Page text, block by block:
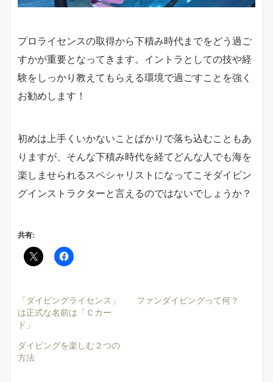
プロライセンスの取得から下積み時代までをどう過ご
すかが重要となってきます。イントラとしての技や経
験をしっかり教えてもらえる環境で過ごすことを強く
お勧めします！
初めは上手くいかないことばかりで落ち込むこともあ
りますが、そんな下積み時代を経てどんな人でも海を
楽しませられるスペシャリストになってこそダイビン
グインストラクターと言えるのではないでしょうか？
共有:
「ダイビングライセンス」
は正式な名前は「Ｃカー
ド」
ファンダイビングって何？
ダイビングを楽しむ２つの
方法